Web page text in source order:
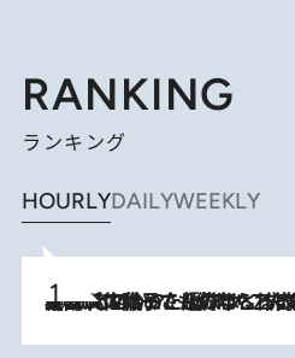
RANKING
ランキング
HOURLYDAILYWEEKLY
2026.8.5
【阿川佐和子さんの年とる力】なぜ70代で始めた趣味は“こんなに楽しい”のか？ ピアノ、俳句…スランプに陥っても続けられる“ある秘訣”とは